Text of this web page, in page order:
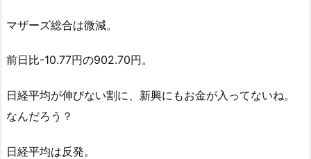
マザーズ総合は微減。
前日比-10.77円の902.70円。
日経平均が伸びない割に、新興にもお金が入ってないね。
なんだろう？
日経平均は反発。